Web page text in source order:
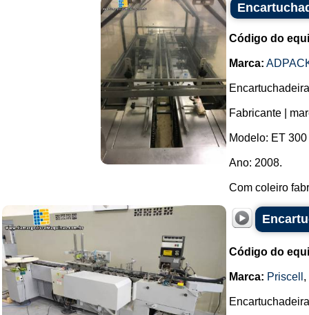
Código do
Marca:
Fabricante |
Modelo: ET 300
Ano: 2008.
Com coleiro
Código do
Marca: Priscell ,